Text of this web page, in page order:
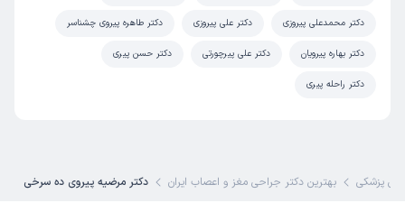
دکتر محمدعلی پیروزی دکتر علی پیروزی دکتر طاهره پیروی چشناسر
دکتر بهاره پیرویان دکتر علی پیرچورتی دکتر حسن پیری
دکتر راحله پیری
پزشکی بهترین دکتر جراحی مغز و اعصاب ایران دکتر مرضیه پیروی ده سرخی